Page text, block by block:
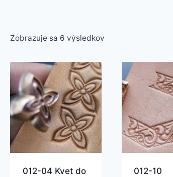
Zobrazuje sa 6 výsledkov
012-04 Kvet do
012-10